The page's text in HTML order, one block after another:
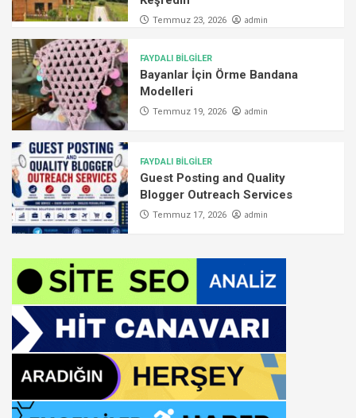
Temmuz 23, 2026 admin
FAYDALI BİLGİLER
Bayanlar İçin Örme Bandana
Modelleri
Temmuz 19, 2026 admin
FAYDALI BİLGİLER
Guest Posting and Quality
Blogger Outreach Services
Temmuz 17, 2026 admin